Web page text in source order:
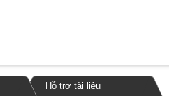
Hỗ trợ tài liệu